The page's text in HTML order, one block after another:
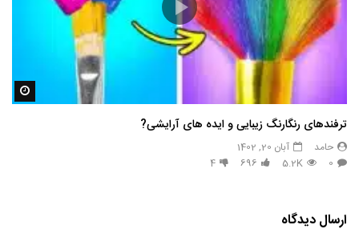
ترفندهای رنگارنگ زیبایی و ایده های آرایشی?
حامد
آبان 20, 1402
0
5.2K
696
4
ارسال دیدگاه